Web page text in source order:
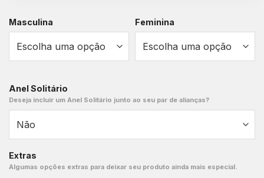
Masculina Feminina
Anel Solitário
Deseja incluir um Anel Solitário junto ao seu par de alianças?
Extras
Algumas opções extras para deixar seu produto ainda mais especial.